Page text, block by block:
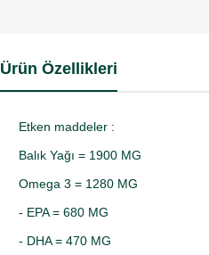
Ürün Özellikleri
Etken maddeler :
Balık Yağı = 1900 MG
Omega 3 = 1280 MG
- EPA = 680 MG
- DHA = 470 MG